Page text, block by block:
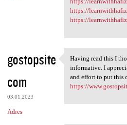
r
z
e
https://
https://
gostopsite
com
03.01.2023
Adres
Having read
Having read this I
informative. I
and effort to put this
https://